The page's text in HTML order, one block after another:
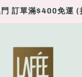
訂單滿$400免運 (